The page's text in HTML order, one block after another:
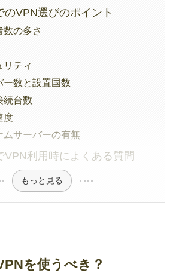
のVPN選びのポイント
数の多さ
リティ
ー数と設置国数
続台数
度
ムサーバーの有無
VPN利用時によくある質問
もっと見る
を使うべき？